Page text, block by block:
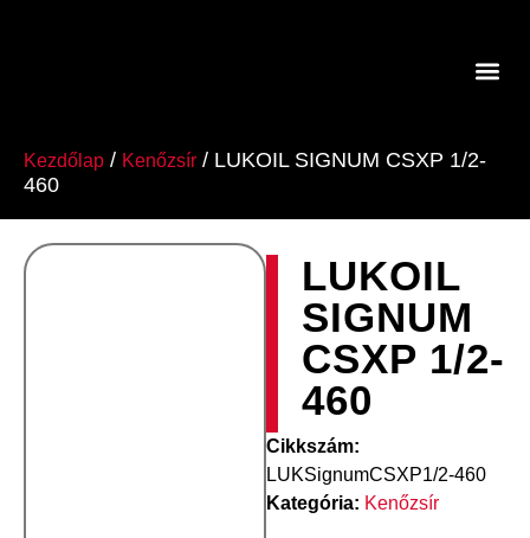
Kezdőlap / Kenőzsír / LUKOIL SIGNUM CSXP 1/2-
460
LUKOIL
SIGNUM
CSXP 1/2-
460
Cikkszám:
LUKSignumCSXP1/2-460
Kategória: Kenőzsír